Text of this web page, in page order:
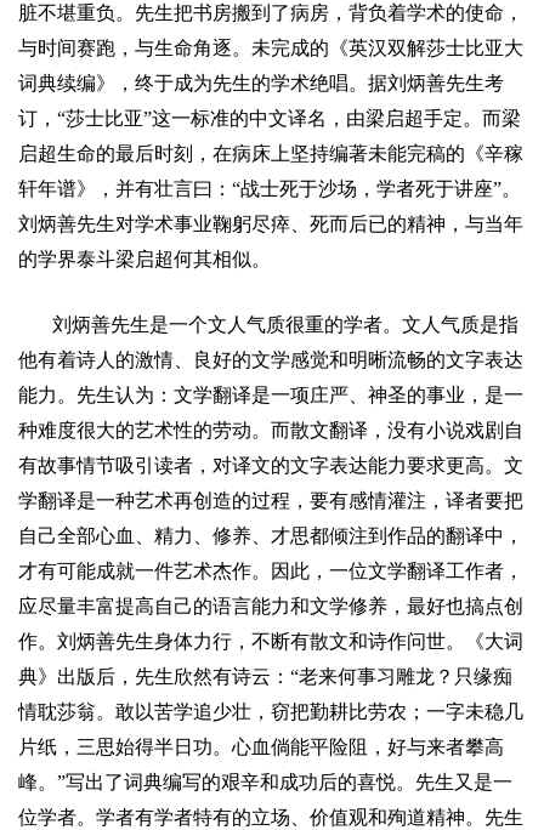
脏不堪重负。先生把书房搬到了病房，背负着学术的使命，
与时间赛跑，与生命角逐。未完成的《英汉双解莎士比亚大
词典续编》，终于成为先生的学术绝唱。据刘炳善先生考
订，“莎士比亚”这一标准的中文译名，由梁启超手定。而梁
启超生命的最后时刻，在病床上坚持编著未能完稿的《辛稼
轩年谱》，并有壮言曰：“战士死于沙场，学者死于讲座”。
刘炳善先生对学术事业鞠躬尽瘁、死而后已的精神，与当年
的学界泰斗梁启超何其相似。
刘炳善先生是一个文人气质很重的学者。文人气质是指
他有着诗人的激情、良好的文学感觉和明晰流畅的文字表达
能力。先生认为：文学翻译是一项庄严、神圣的事业，是一
种难度很大的艺术性的劳动。而散文翻译，没有小说戏剧自
有故事情节吸引读者，对译文的文字表达能力要求更高。文
学翻译是一种艺术再创造的过程，要有感情灌注，译者要把
自己全部心血、精力、修养、才思都倾注到作品的翻译中，
才有可能成就一件艺术杰作。因此，一位文学翻译工作者，
应尽量丰富提高自己的语言能力和文学修养，最好也搞点创
作。 刘炳善先生身体力行，不断有散文和诗作问世。《大词
典》出版后，先生欣然有诗云：“老来何事习雕龙？只缘痴
情耽莎翁。敢以苦学追少壮，窃把勤耕比劳农；一字未稳几
片纸，三思始得半日功。心血倘能平险阻，好与来者攀高
峰。”写出了词典编写的艰辛和成功后的喜悦。先生又是一
位学者。学者有学者特有的立场、价值观和殉道精神。先生